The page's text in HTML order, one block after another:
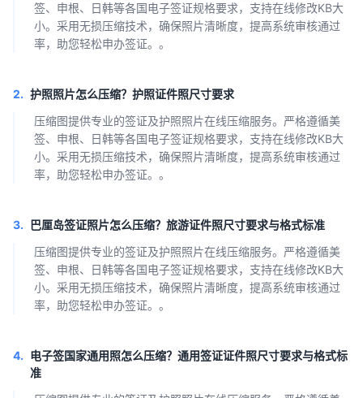
签、申根、日韩等各国电子签证规格要求，支持在线修改KB大
小。采用无损压缩技术，确保照片清晰度，提高系统审核通过
率，助您轻松申办签证。。
2. 护照照片怎么压缩？护照证件照尺寸要求
压缩图提供专业的签证及护照照片在线压缩服务。严格遵循美
签、申根、日韩等各国电子签证规格要求，支持在线修改KB大
小。采用无损压缩技术，确保照片清晰度，提高系统审核通过
率，助您轻松申办签证。。
3.
巴厘岛签证照片怎么压缩？旅游证件照尺寸要求与格式标准
压缩图提供专业的签证及护照照片在线压缩服务。严格遵循美
签、申根、日韩等各国电子签证规格要求，支持在线修改KB大
小。采用无损压缩技术，确保照片清晰度，提高系统审核通过
率，助您轻松申办签证。。
4. 电子签国家通用照怎么压缩？通用签证证件照尺寸要求与格式标
准